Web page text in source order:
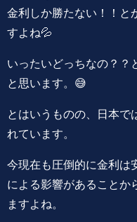
金利しか勝たない！！と
すよね💦
いったいどっちなの？？
と思います。😅
とはいうものの、日本で
れています。
今現在も圧倒的に金利は
による影響があることか
ますよね。